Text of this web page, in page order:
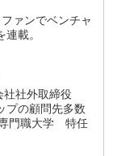
ァンでベンチャ
載。
社社外取締役
プの顧問先多数
門職大学 特任